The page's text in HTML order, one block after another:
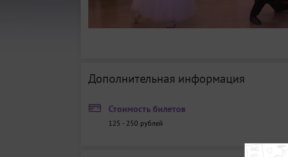
Дополнительная информация
Стоимость билетов
125 - 250 рублей